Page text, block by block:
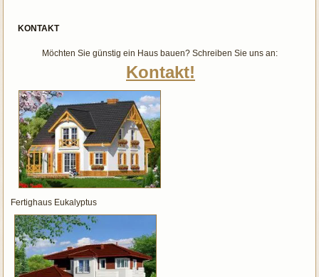
KONTAKT
Möchten Sie günstig ein Haus bauen? Schreiben Sie uns an:
Kontakt!
Fertighaus Eukalyptus